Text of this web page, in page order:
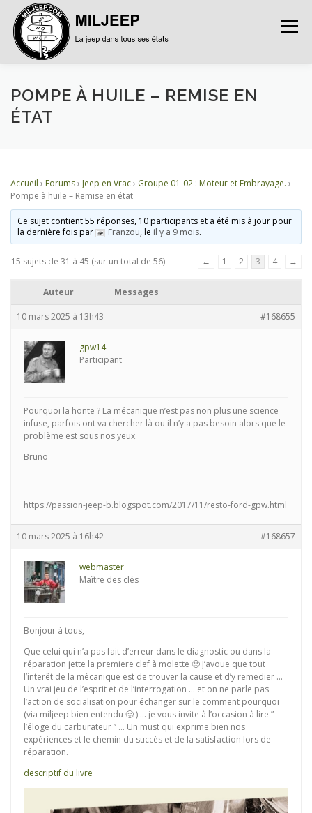
Menu
ACCUEIL ARTICLES PETITES ANNONCES
DOCUMENTATIONS
CONNEXION
POMPE À HUILE – REMISE EN
ÉTAT
Accueil › Forums› Jeep en Vrac› Groupe 01-02 : Moteur et Embrayage. ›
Pompe à huile – Remise en état
Ce sujet contient 55 réponses, 10 participants et a été mis à jour pour
la dernière fois par
Franzou, le il y a 9 mois.
15 sujets de 31 à 45 (sur un total de 56) ← 1 2 3 4 →
Auteur Messages
10 mars 2025 à 13h43 #168655
gpw14
Participant
Pourquoi la honte ? La mécanique n’est pas non plus une science
infuse, parfois ont va chercher là ou il n’y a pas besoin alors que le
problème est sous nos yeux.
Bruno
https://passion-jeep-b.blogspot.com/2017/11/resto-ford-gpw.html
10 mars 2025 à 16h42 #168657
webmaster
Maître des clés
Bonjour à tous,
Que celui qui n’a pas fait d’erreur dans le diagnostic ou dans la
réparation jette la premiere clef à molette 🙂 J’avoue que tout
l’interêt de la mécanique est de trouver la cause et d’y remedier …
Un vrai jeu de l’esprit et de l’interrogation … et on ne parle pas
l’action de socialisation pour échanger sur le comment pourquoi
(via miljeep bien entendu 🙂 ) … je vous invite à l’occasion à lire ”
l’éloge du carburateur ” … Un must qui exprime bien nos
expériences et le chemin du succès et de la satisfaction lors de
réparation.
descriptif du livre